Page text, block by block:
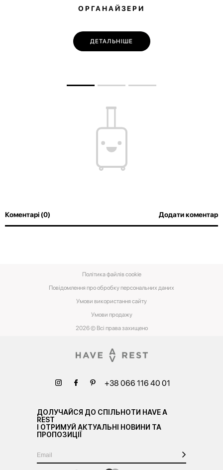
ОРГАНАЙЗЕРИ
ДЕТАЛЬНІШЕ
Коментарі (0) Додати коментар
2026 © Всі права захищено
Повідомлення про обробку персональних даних
Умови використання сайту
Умови‌ ‌продажу‌
Політика файлів cookie
+38 066 116 40 01
ДОЛУЧАЙСЯ ДО СПІЛЬНОТИ HAVE A
REST
І ОТРИМУЙ АКТУАЛЬНІ НОВИНИ ТА
ПРОПОЗИЦІЇ